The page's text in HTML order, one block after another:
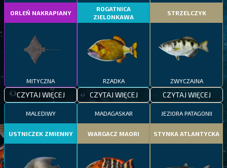
ORLEŃ NAKRAPIANY
MITYCZNA
CZYTAJ WIĘCEJ
ROGATNICA
ZIELONKAWA
RZADKA
CZYTAJ WIĘCEJ
STRZELCZYK
ZWYCZAJNA
CZYTAJ WIĘCEJ
MALEDIWY
USTNICZEK ZMIENNY
MADAGASKAR
WARGACZ MAORI
JEZIORA PATAGONII
STYNKA ATLANTYCKA